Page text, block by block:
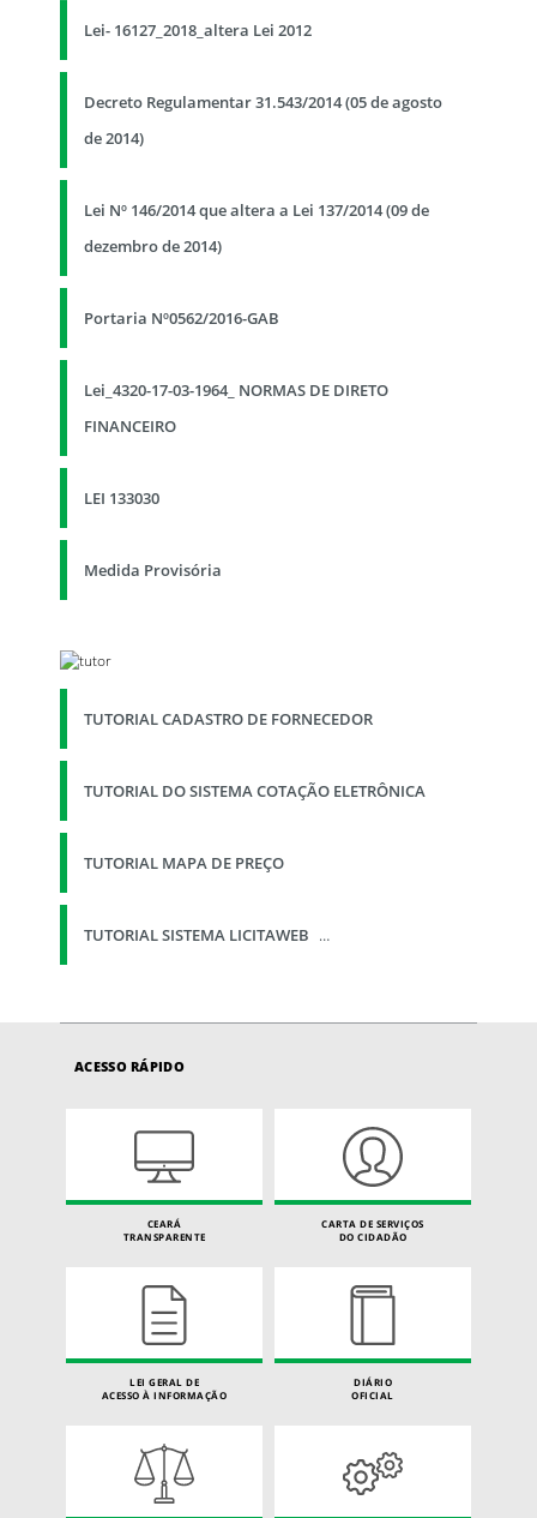
Lei- 16127_2018_altera Lei 2012
Decreto Regulamentar 31.543/2014 (05 de agosto
de 2014)
Lei Nº 146/2014 que altera a Lei 137/2014 (09 de
dezembro de 2014)
Portaria Nº0562/2016-GAB
Lei_4320-17-03-1964_ NORMAS DE DIRETO
FINANCEIRO
LEI 133030
Medida Provisória
TUTORIAL CADASTRO DE FORNECEDOR
TUTORIAL DO SISTEMA COTAÇÃO ELETRÔNICA
TUTORIAL MAPA DE PREÇO
TUTORIAL SISTEMA LICITAWEB …
ACESSO RÁPIDO
CEARÁ
TRANSPARENTE
CARTA DE SERVIÇOS
DO CIDADÃO
LEI GERAL DE
ACESSO À INFORMAÇÃO
DIÁRIO
OFICIAL